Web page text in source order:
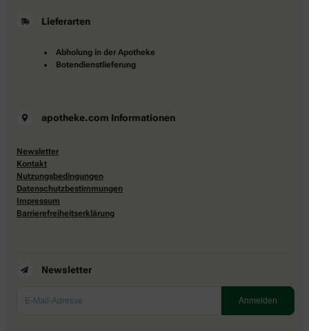
Lieferarten
Abholung in der Apotheke
Botendienstlieferung
apotheke.com Informationen
Newsletter
Kontakt
Nutzungsbedingungen
Datenschutzbestimmungen
Impressum
Barrierefreiheitserklärung
Newsletter